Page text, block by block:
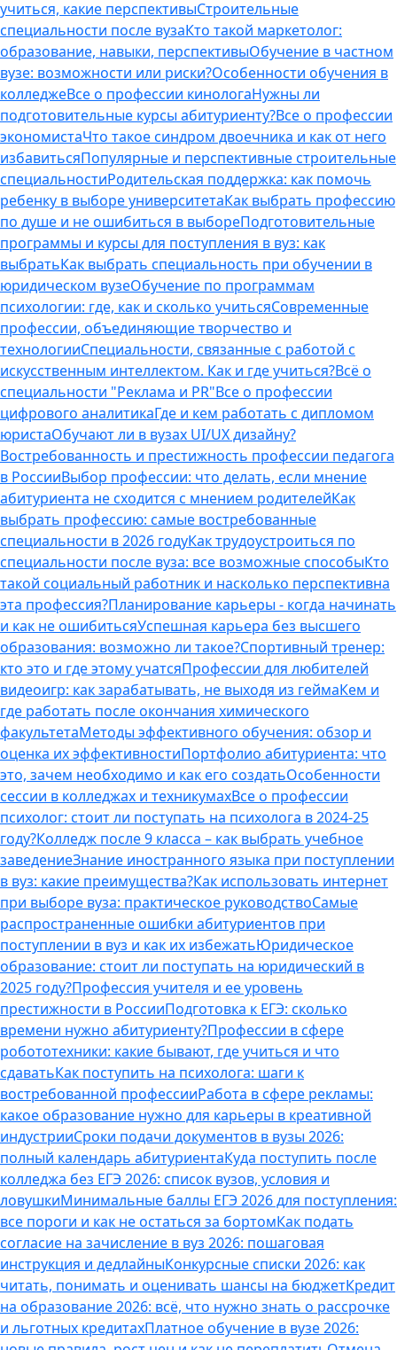
учиться, какие перспективыСтроительные
специальности после вузаКто такой маркетолог:
образование, навыки, перспективыОбучение в частном
вузе: возможности или риски?Особенности обучения в
колледжеВсе о профессии кинологаНужны ли
подготовительные курсы абитуриенту?Все о профессии
экономистаЧто такое синдром двоечника и как от него
избавитьсяПопулярные и перспективные строительные
специальностиРодительская поддержка: как помочь
ребенку в выборе университетаКак выбрать профессию
по душе и не ошибиться в выбореПодготовительные
программы и курсы для поступления в вуз: как
выбратьКак выбрать специальность при обучении в
юридическом вузеОбучение по программам
психологии: где, как и сколько учитьсяСовременные
профессии, объединяющие творчество и
технологииСпециальности, связанные с работой с
искусственным интеллектом. Как и где учиться?Всё о
специальности "Реклама и PR"Все о профессии
цифрового аналитикаГде и кем работать с дипломом
юристаОбучают ли в вузах UI/UX дизайну?
Востребованность и престижность профессии педагога
в РоссииВыбор профессии: что делать, если мнение
абитуриента не сходится с мнением родителейКак
выбрать профессию: самые востребованные
специальности в 2026 годуКак трудоустроиться по
специальности после вуза: все возможные способыКто
такой социальный работник и насколько перспективна
эта профессия?Планирование карьеры - когда начинать
и как не ошибитьсяУспешная карьера без высшего
образования: возможно ли такое?Спортивный тренер:
кто это и где этому учатсяПрофессии для любителей
видеоигр: как зарабатывать, не выходя из геймаКем и
где работать после окончания химического
факультетаМетоды эффективного обучения: обзор и
оценка их эффективностиПортфолио абитуриента: что
это, зачем необходимо и как его создатьОсобенности
сессии в колледжах и техникумахВсе о профессии
психолог: стоит ли поступать на психолога в 2024-25
году?Колледж после 9 класса – как выбрать учебное
заведениеЗнание иностранного языка при поступлении
в вуз: какие преимущества?Как использовать интернет
при выборе вуза: практическое руководствоСамые
распространенные ошибки абитуриентов при
поступлении в вуз и как их избежатьЮридическое
образование: стоит ли поступать на юридический в
2025 году?Профессия учителя и ее уровень
престижности в РоссииПодготовка к ЕГЭ: сколько
времени нужно абитуриенту?Профессии в сфере
робототехники: какие бывают, где учиться и что
сдаватьКак поступить на психолога: шаги к
востребованной профессииРабота в сфере рекламы:
какое образование нужно для карьеры в креативной
индустрииСроки подачи документов в вузы 2026:
полный календарь абитуриентаКуда поступить после
колледжа без ЕГЭ 2026: список вузов, условия и
ловушкиМинимальные баллы ЕГЭ 2026 для поступления:
все пороги и как не остаться за бортомКак подать
согласие на зачисление в вуз 2026: пошаговая
инструкция и дедлайныКонкурсные списки 2026: как
читать, понимать и оценивать шансы на бюджетКредит
на образование 2026: всё, что нужно знать о рассрочке
и льготных кредитахПлатное обучение в вузе 2026: